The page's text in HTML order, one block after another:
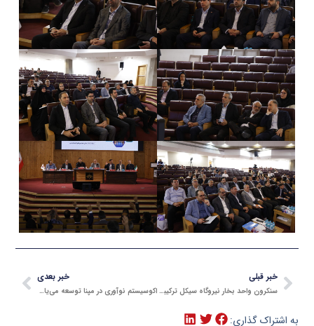
قبلی
خبر قبلی
سنکرون واحد بخار نیروگاه سیکل ترکیبی رودشور؛ تلاش متخصصان مپنا در دمای طاقت‌فرسا و شرایط سخت ۱۲ روزه کشور
خبر بعدی
اکوسیستم نوآوری در مپنا توسعه می‌یابد؛ افتتاح مپنا دیجیتال و اعطای مجوز فعالیت صندوق CVC گروه مپنا
به اشتراک گذاری: